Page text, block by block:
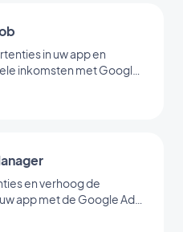
in uw app en
inkomsten met Google
en verhoog de
app met de Google Ad